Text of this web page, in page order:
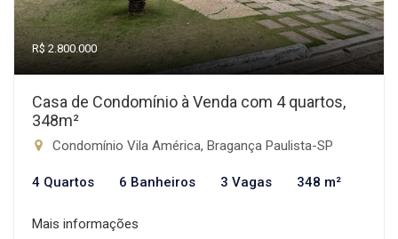
R$ 2.800.000
Casa de Condomínio à Venda com 4 quartos,
348m²
Condomínio Vila América, Bragança Paulista-SP
4 Quartos 6 Banheiros 3 Vagas 348 m²
Mais informações